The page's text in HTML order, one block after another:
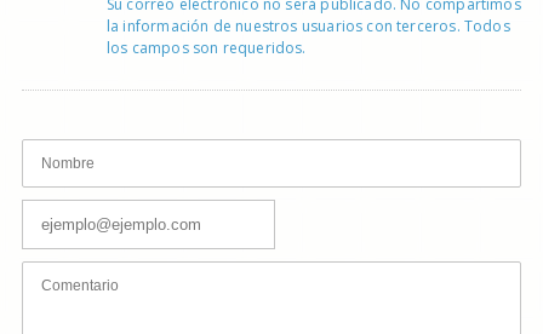
la información de nuestros usuarios con terceros. Todos
los campos son requeridos.